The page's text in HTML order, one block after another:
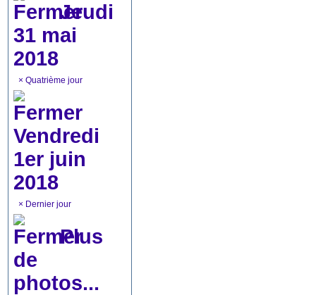
Jeudi
31 mai
2018
× Quatrième jour
Vendredi
1er juin
2018
× Dernier jour
Plus
de
photos...